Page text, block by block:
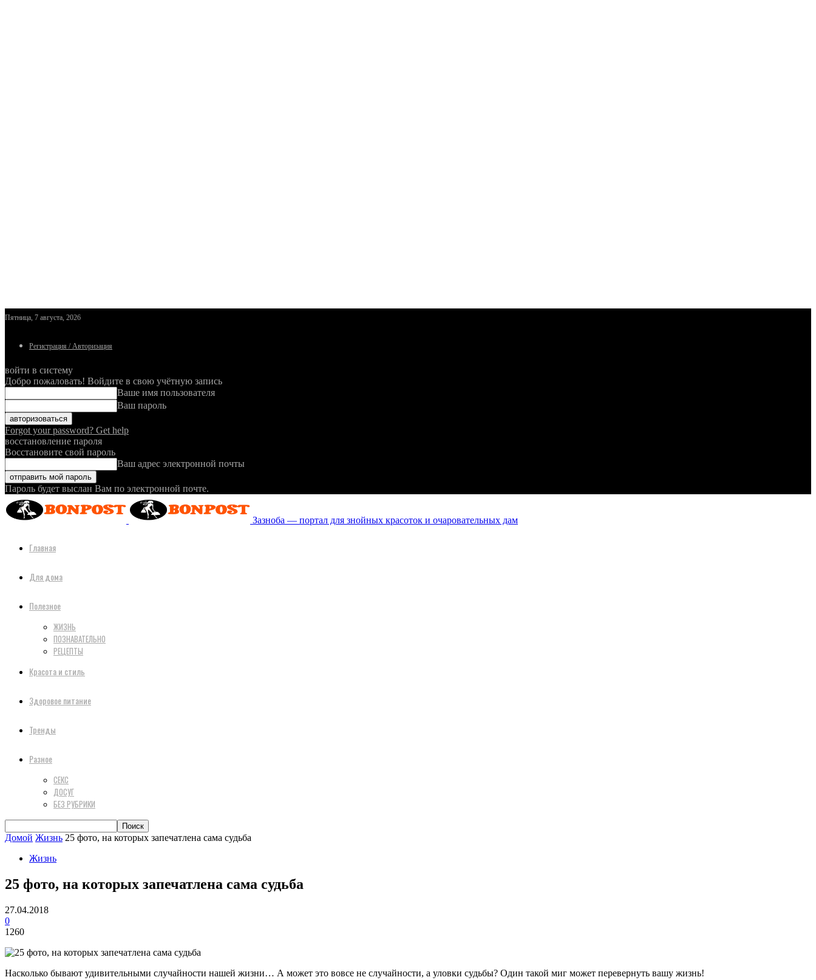
Пятница, 7 августа, 2026
Регистрация / Авторизация
войти в систему
Добро пожаловать! Войдите в свою учётную запись
Ваше имя пользователя
Ваш пароль
Forgot your password? Get help
восстановление пароля
Восстановите свой пароль
Ваш адрес электронной почты
Пароль будет выслан Вам по электронной почте.
Зазноба — портал для знойных красоток и очаровательных дам
Главная
Для дома
Полезное
ЖИЗНЬ
ПОЗНАВАТЕЛЬНО
РЕЦЕПТЫ
Красота и стиль
Здоровое питание
Тренды
Разное
СЕКС
ДОСУГ
БЕЗ РУБРИКИ
Домой Жизнь 25 фото, на которых запечатлена сама судьба
Жизнь
25 фото, на которых запечатлена сама судьба
27.04.2018
0
1260
Насколько бывают удивительными случайности нашей жизни… А может это вовсе не случайности, а уловки судьбы? Один такой миг может перевернуть вашу жизнь!